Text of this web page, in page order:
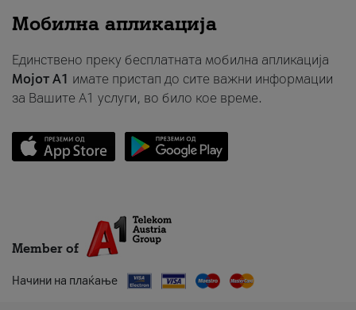
Мобилна апликација
Единствено преку бесплатната мобилна апликација
Мојот A1 имате пристап до сите важни информации
за Вашите A1 услуги, во било кое време.
Member of
Начини на плаќање